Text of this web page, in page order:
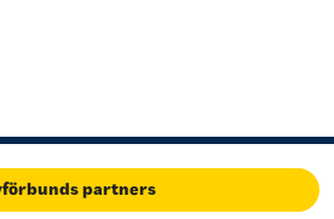
partners